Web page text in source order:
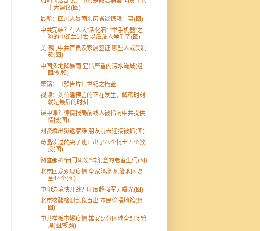
十大建议(图)
最新：四川大暴雨亲历者谈惊魂一幕(图)
中共完结？有人大”活化石“ ”举手机器“之
称的申纪兰过世 以后没人举手了(图)
美限制中共官员及家属签证 哪些人或受制
裁(图)
中国多地降暴雨 宜昌严重内涝水淹城(组
图/视频)
萧铭：（预告片）世纪之掩盖
视频：刘伯温预言的正在发生，解密时刻
就是最后的时刻
谍中谍？德情报局前线人被指向中共提供
情报(图)
刘贤斌出狱返家难 朋友前去迎接被抓(图)
苟晶读过的尖子班：出了八个博士五个教
授(图)
彻查那群“闭门研发”试剂盒的老畜生们(图)
北京回龙观现疫情 全家隔离 风险地区增
至44个(图)
中印边境快开战？印度超强军力曝光(图)
北京核酸检测乱象百出 市民偷摆地摊(组
图)
中共样板市爆疫情 雄安部分区域全封闭管
理(图/视频)